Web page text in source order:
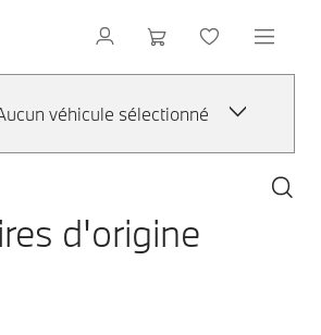
véhicule sélectionné
d'origine